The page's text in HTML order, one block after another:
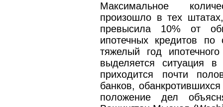
Максимальное
произошло в тех
превысила 10% от
ипотечных кредитов
тяжелый год
выделяется ситуация
приходится почти
банков,
положение дел